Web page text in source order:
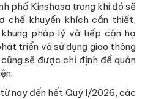
phố Kinshasa trong khi đó sẽ
chế khuyến khích cần thiết,
pháp lý và tiếp cận hạ
triển và sử dụng giao thông
sẽ được chỉ định để quản
nay đến hết Quý I/2026, các